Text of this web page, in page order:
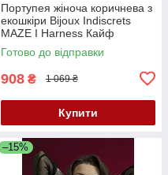
Портупея жіноча коричнева з
екошкіри Bijoux Indiscrets
MAZE I Harness Кайф
Готово до відправки
908 ₴ 1 069 ₴
Купити
–15%